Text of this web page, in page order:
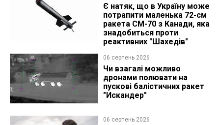
Є натяк, що в Україну може
потрапити маленька 72-см
ракета CM-70 з Канади, яка
знадобиться проти
реактивних "Шахедів"
06 серпень 2026
Чи взагалі можливо
дронами полювати на
пускові балістичних ракет
"Искандер"
06 серпень 2026